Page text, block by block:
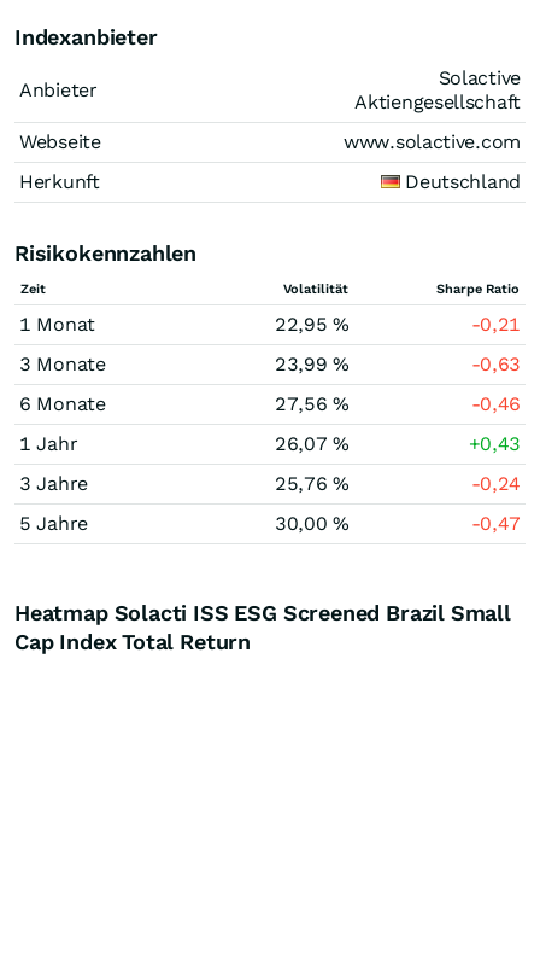
Indexanbieter
Anbieter
Solactive
Aktiengesellschaft
Webseite
www.solactive.com
Herkunft
Deutschland
Risikokennzahlen
Zeit Volatilität Sharpe Ratio
1 Monat 22,95 %
-0,21
3 Monate
23,99 %
-0,63
6 Monate
27,56 %
-0,46
1 Jahr
26,07 %
+0,43
3 Jahre
25,76 %
-0,24
5 Jahre
30,00 % -0,47
Heatmap Solacti ISS ESG Screened Brazil Small
Cap Index Total Return